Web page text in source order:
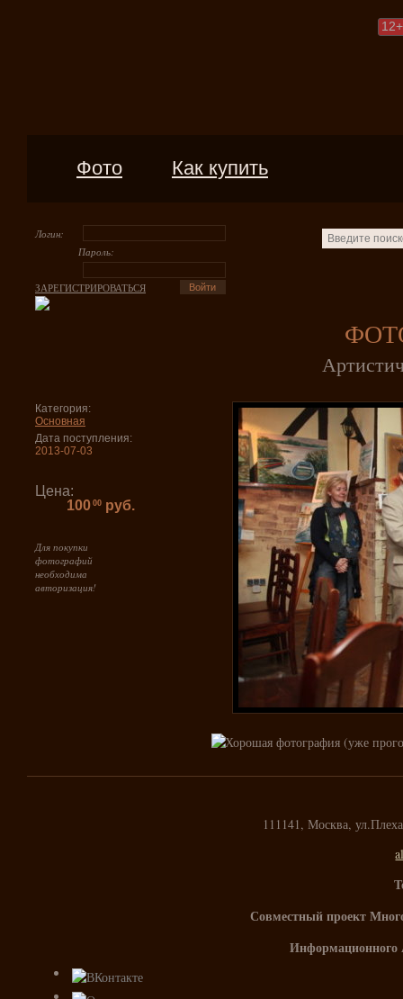
12+
Фото Как купить
Логин:
Пароль:
ЗАРЕГИСТРИРОВАТЬСЯ
Категория:
Основная
Дата поступления:
2013-07-03
Цена:
100 00 руб.
Для покупки
фотографий
необходима
авторизация!
111141, Москва,
Совместный проект